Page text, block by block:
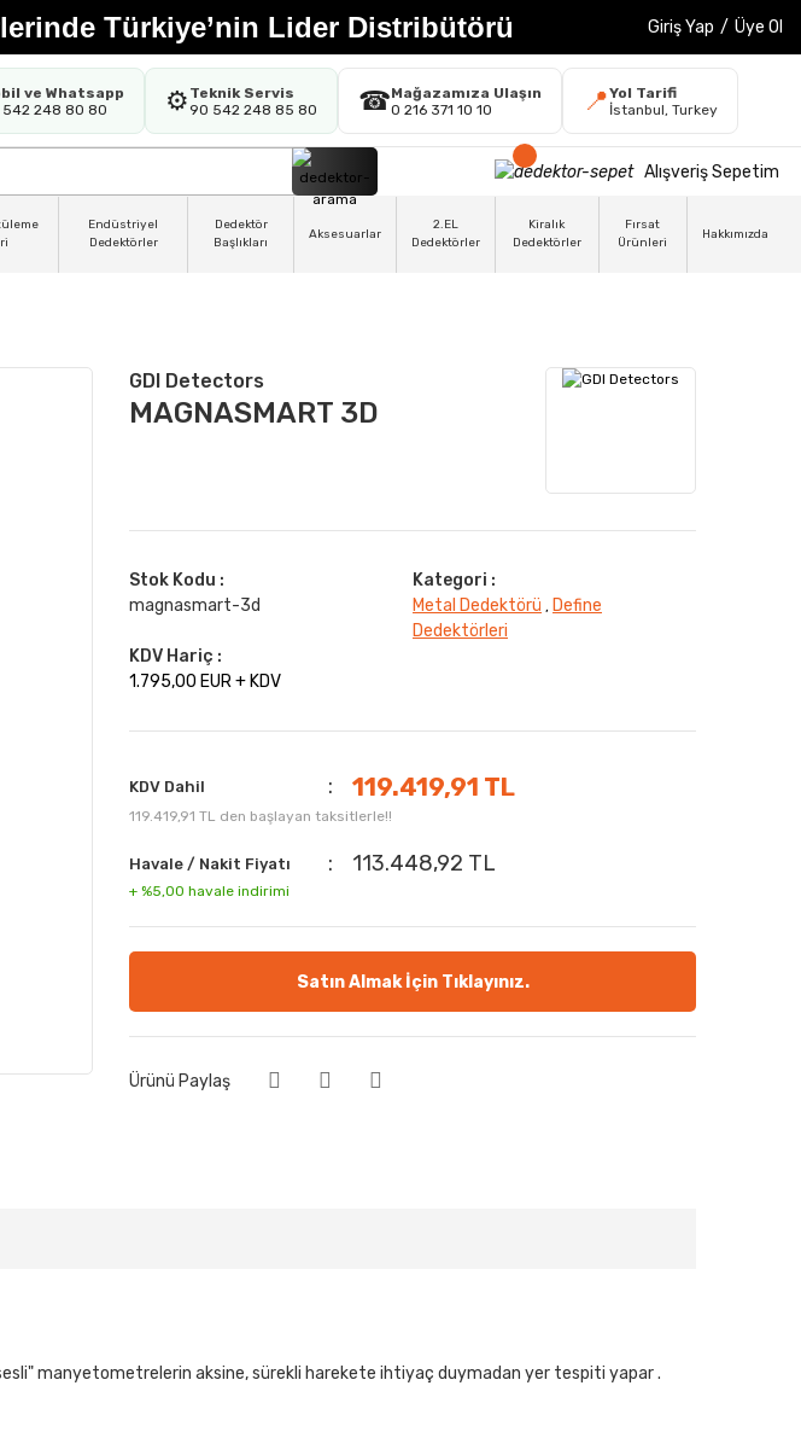
Türkiye’nin Lider Distribütörü Giriş Yap / Üye Ol
ve Whatsapp
248 80 80
⚙️ Teknik Servis
90 542 248 85 80
☎Mağazamıza Ulaşın
0 216 371 10 10
📍Yol Tarifi
İstanbul, Turkey
Alışveriş Sepetim
Endüstriyel
Dedektörler
Dedektör
Başlıkları
Aksesuarlar
2.EL
Dedektörler
Kiralık
Dedektörler
Fırsat
Ürünleri
Hakkımızda
GDI Detectors
MAGNASMART 3D
Stok Kodu :
magnasmart-3d
Kategori :
Metal Dedektörü , Define
Dedektörleri
KDV Hariç :
1.795,00 EUR + KDV
KDV Dahil 119.419,91 TL
119.419,91 TL den başlayan taksitlerle!!
Havale / Nakit Fiyatı 113.448,92 TL
+ %5,00 havale indirimi
Satın Almak İçin Tıklayınız.
Ürünü Paylaş
manyetometrelerin aksine, sürekli harekete ihtiyaç duymadan yer tespiti yapar .